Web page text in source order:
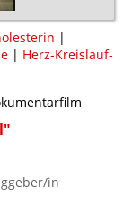
|
| Herz-Kreislauf-
in